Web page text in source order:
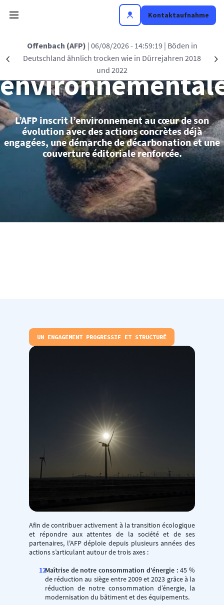
Kontaktaufnahme
Précédent
Offenbach (AFP) | 06/08/2026 - 14:59:19 | Böden in
Deutschland ähnlich trocken wie in Dürrejahren 2018
und 2022
Politique
L’AFP inscrit l’environnement au cœur de son
évolution avec des actions concrètes déjà
engagées, une démarche de décarbonation et une
couverture éditoriale renforcée.
UN ENGAGEMENT PROGRESSIF ET STRUCTURÉ
Afin de contribuer activement à la transition écologique
et répondre aux attentes de la société et de ses
partenaires, l'AFP déploie depuis plusieurs années des
actions s’articulant autour de trois axes :
Maîtrise de notre consommation d’énergie :45 %
de réduction au siège entre 2009 et 2023 grâce à la
réduction de notre consommation d’énergie, la
modernisation du bâtiment et des équipements.